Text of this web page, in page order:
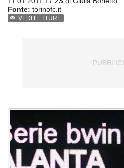
Fonte: torinofc.it
VEDI LETTURE